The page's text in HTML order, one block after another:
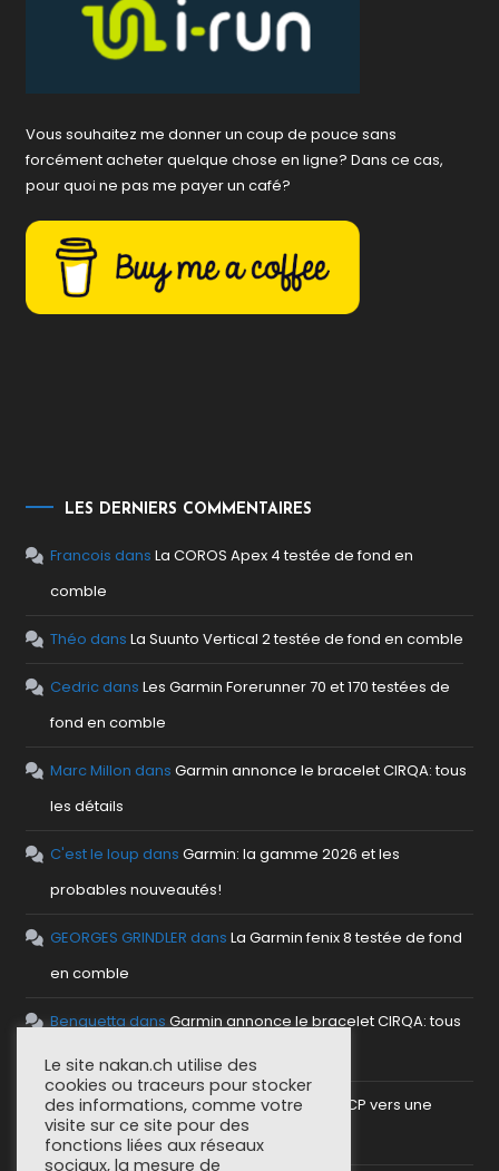
Vous souhaitez me donner un coup de pouce sans
forcément acheter quelque chose en ligne? Dans ce cas,
pour quoi ne pas me payer un café?
LES DERNIERS COMMENTAIRES
Francois dansLa COROS Apex 4 testée de fond en
comble
Théo dansLa Suunto Vertical 2 testée de fond en comble
CedricdansLes Garmin Forerunner 70 et 170 testées de
fond en comble
Marc Millon dansGarmin annonce le bracelet CIRQA: tous
les détails
C'est le loup dansGarmin: la gamme 2026 et les
probables nouveautés!
GEORGES GRINDLER dansLa Garmin fenix 8 testée de fond
en comble
Benguetta dansGarmin annonce le bracelet CIRQA: tous
les détails
anthodansMettre en place un serveur MCP vers une
plateforme sportive
Le site nakan.ch utilise des
cookies ou traceurs pour stocker
des informations, comme votre
visite sur ce site pour des
fonctions liées aux réseaux
sociaux, la mesure de